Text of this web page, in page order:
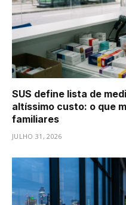
SUS define lista de
altíssimo custo: o que
familiares
JULHO 31, 2026